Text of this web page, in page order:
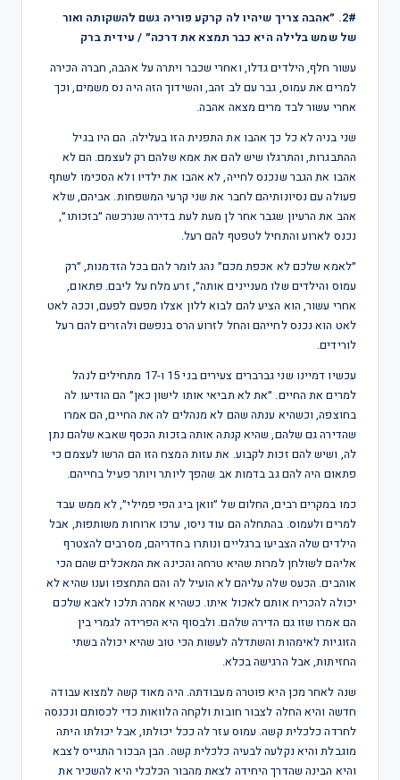
2#. ״אהבה צריך שיהיו לה קרקע פוריה גשם להשקותה ואור
של שמש בלילה היא כבר תמצא את דרכה״ / עידית ברק
עשור חלף, הילדים גדלו, ואחרי שכבר ויתרה על אהבה, חברה הכירה
למרים את עמוס, גבר עם לב זהב, והשידוך הזה היה נס משמים, וכך
אחרי עשור לבד מרים מצאה אהבה.
שני בניה לא כל כך אהבו את התפנית הזו בעלילה. הם היו בגיל
ההתבגרות, והתרגלו שיש להם את אמא שלהם רק לעצמם. הם לא
אהבו את הגבר שנכנס לחייה, לא אהבו את ילדיו ולא הסכימו לשתף
פעולה עם נסיונותיהם לחבר את שני קרעי המשפחות. אביהם, שלא
אהב את הרעיון שגבר אחר לן מעת לעת בדירה שנרכשה ״בזכותו״,
נכנס לארוע והתחיל לטפטף להם רעל.
״לאמא שלכם לא אכפת מכם״ נהג לומר להם בכל הזדמנות, ״רק
עמוס והילדים שלו מעניינים אותה״, זרע מלח על ליבם. פתאום,
אחרי עשור, הוא הציע להם לבוא ללון אצלו מפעם לפעם, וככה לאט
לאט הוא נכנס לחייהם והחל לזרוע הרס בנפשם ולהזרים להם רעל
לורידים.
עכשיו דמיינו שני גברברים צעירים בני 15 ו-17 מתחילים לנהל
למרים את החיים. ״את לא תביאי אותו לישון כאן״ הם הודיעו לה
בחוצפה, וכשהיא ענתה שהם לא מנהלים לה את החיים, הם אמרו
שהדירה גם שלהם, שהיא קנתה אותה בזכות הכסף שאבא שלהם נתן
לה, ושיש להם זכות לקבוע. את עזות המצח הזו הם הרשו לעצמם כי
פתאום היה להם גב בדמות אב שהפך ליותר ויותר פעיל בחייהם.
כמו במקרים רבים, החלום של ״וואן ביג הפי פמילי״, לא ממש עבד
למרים ולעמוס. בהתחלה הם עוד ניסו, ערכו ארוחות משותפות, אבל
הילדים שלה הצביעו ברגליים ונותרו בחדריהם, מסרבים להצטרף
אליהם לשולחן למרות שהיא טרחה והכינה את המאכלים שהם הכי
אוהבים. הכעס שלה עליהם לא הועיל לה והם התחצפו וענו שהיא לא
יכולה להכריח אותם לאכול איתו. כשהיא אמרה תלכו לאבא שלכם
הם אמרו שזו גם הדירה שלהם. ולבסוף היא הפרידה לגמרי בין
הזוגיות לאימהות והשתדלה לעשות הכי טוב שהיא יכולה בשתי
החזיתות, אבל הרגישה בכלא.
שנה לאחר מכן היא פוטרה מעבודתה. היה מאוד קשה למצוא עבודה
חדשה והיא החלה לצבור חובות ולקחה הלוואות כדי לכסותם ונכנסה
לחרדה כלכלית קשה. עמוס עזר לה ככל יכולתו, אבל יכולתו היתה
מוגבלת והיא נקלעה לבעיה כלכלית קשה. הבן הבכור התגייס לצבא
והיא הבינה שהדרך היחידה לצאת מהבור הכלכלי היא להשכיר את